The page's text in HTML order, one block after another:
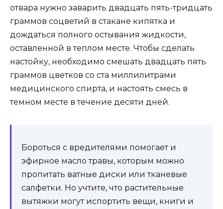
отвара нужно заварить двадцать пять-тридцать
граммов соцветий в стакане кипятка и
дождаться полного остывания жидкости,
оставленной в теплом месте. Чтобы сделать
настойку, необходимо смешать двадцать пять
граммов цветков со ста миллилитрами
медицинского спирта, и настоять смесь в
темном месте в течение десяти дней.
Бороться с вредителями помогает и
эфирное масло травы, которым можно
пропитать ватные диски или тканевые
салфетки. Но учтите, что растительные
вытяжки могут испортить вещи, книги и